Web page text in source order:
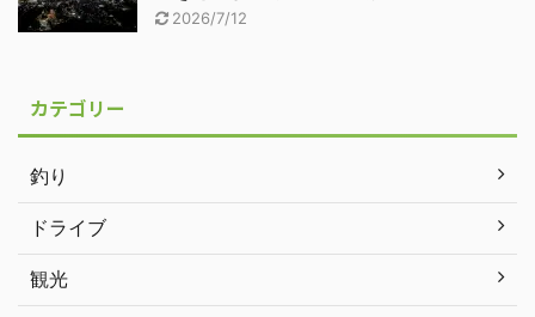
2026/7/12
カテゴリー
釣り
ドライブ
観光